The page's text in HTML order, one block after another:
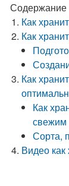
Содержание
Как
Как
Как
Как
свежим
Сорта,
Видео как